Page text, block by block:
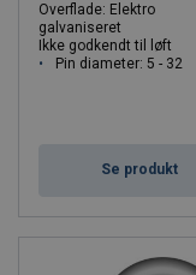
Overflade: Elektro
galvaniseret
Ikke godkendt til løft
Pin diameter: 5 - 32
Se produkt